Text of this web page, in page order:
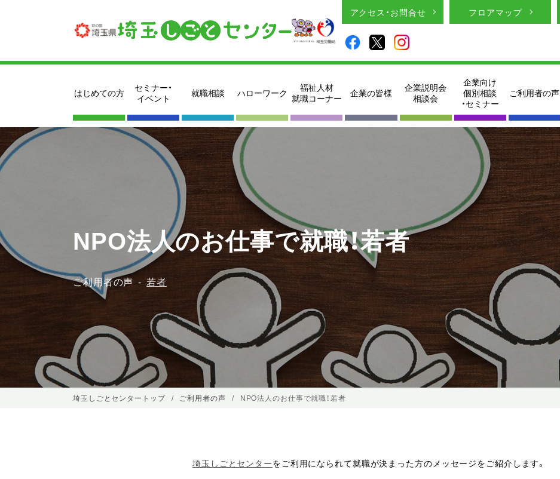
アクセス・お問合せ フロアマップ
はじめての方
セミナー・
イベント
就職相談 ハローワーク
福祉人材
就職コーナー
企業の皆様
企業説明会
相談会
企業向け
個別相談
・セミナー
ご利用者の声
NPO法人のお仕事で就職！若者
ご利用者の声 若者
埼玉しごとセンタートップ ご利用者の声 NPO法人のお仕事で就職！若者
埼玉しごとセンターをご利用になられて就職が決まった方のメッセージをご紹介します。